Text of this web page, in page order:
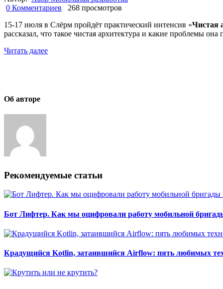
0 Комментариев
268 просмотров
15-17 июля в Слёрм пройдёт практический интенсив «Чистая
рассказал, что такое чистая архитектура и какие проблемы
Читать далее
Об авторе
Рекомендуемые статьи
Бот Лифтер. Как мы оцифровали работу мобильной
Крадущийся Kotlin, затаившийся Airflow: пять любимых